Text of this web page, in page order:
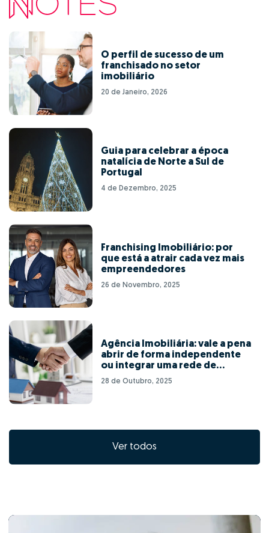
O perfil de sucesso de um
franchisado no setor
imobiliário
20 de Janeiro, 2026
Guia para celebrar a época
natalícia de Norte a Sul de
Portugal
4 de Dezembro, 2025
Franchising Imobiliário: por
que está a atrair cada vez mais
empreendedores
26 de Novembro, 2025
Agência Imobiliária: vale a pena
abrir de forma independente
ou integrar uma rede de
franchising?
28 de Outubro, 2025
Ver todos